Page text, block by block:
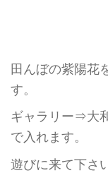
田んぼの紫陽花
す。
ギャラリー⇒大
で入れます。
遊びに来て下さ